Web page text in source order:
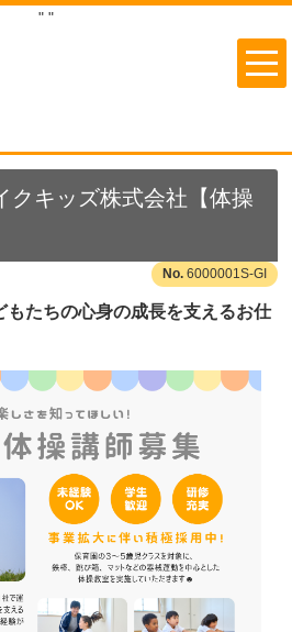
" "
キッズ株式会社【体操
6000001S-GI
もたちの心身の成長を支えるお仕